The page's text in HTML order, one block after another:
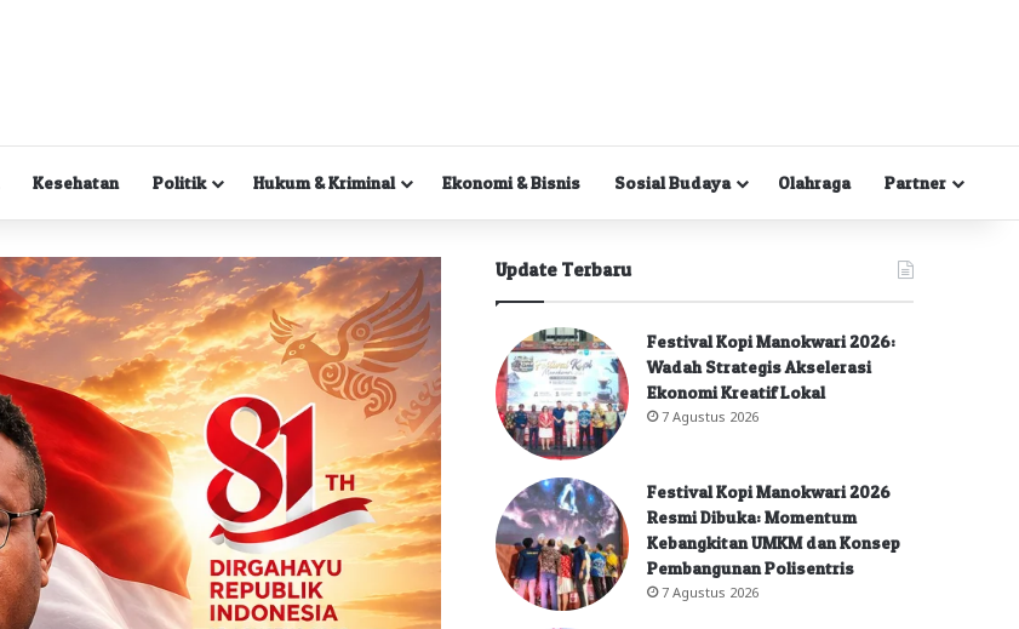
Kesehatan Politik Hukum & Kriminal Ekonomi & Bisnis Sosial Budaya Olahraga Partner
Update Terbaru
Festival Kopi Manokwari 2026:
Wadah Strategis Akselerasi
Ekonomi Kreatif Lokal
7 Agustus 2026
Festival Kopi Manokwari 2026
Resmi Dibuka: Momentum
Kebangkitan UMKM dan Konsep
Pembangunan Polisentris
7 Agustus 2026